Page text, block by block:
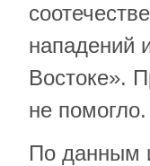
нападений
Востоке».
не помогло.
По данным